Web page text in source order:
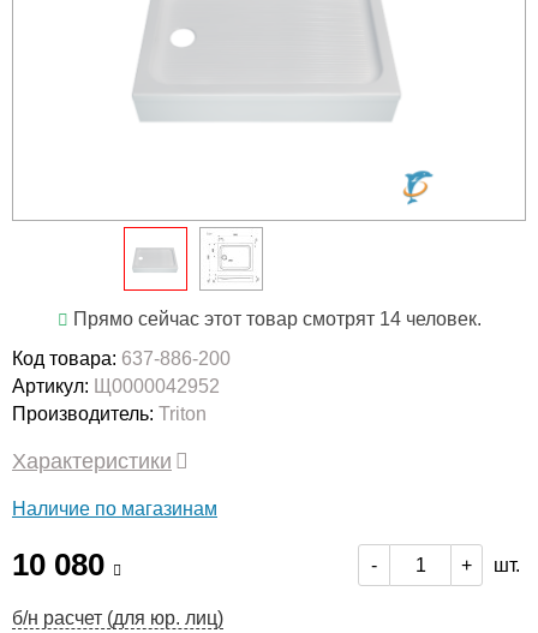
Прямо сейчас этот товар смотрят 14 человек.
Код товара: 637-886-200
Артикул: Щ0000042952
Производитель: Triton
Характеристики
Наличие по магазинам
10 080 - + шт.
б/н расчет (для юр. лиц)